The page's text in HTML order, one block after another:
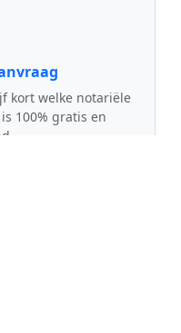
kort welke notariële
100% gratis en